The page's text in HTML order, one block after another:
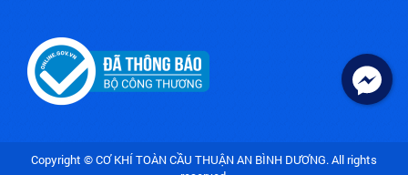
Copyright © CƠ KHÍ TOÀN CẦU THUẬN AN BÌNH DƯƠNG. All rights